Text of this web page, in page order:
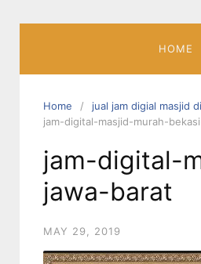
HOME
Home
jual jam digial masjid
jam-digital-masjid-murah-
jam-digital-
jawa-barat
MAY 29, 2019